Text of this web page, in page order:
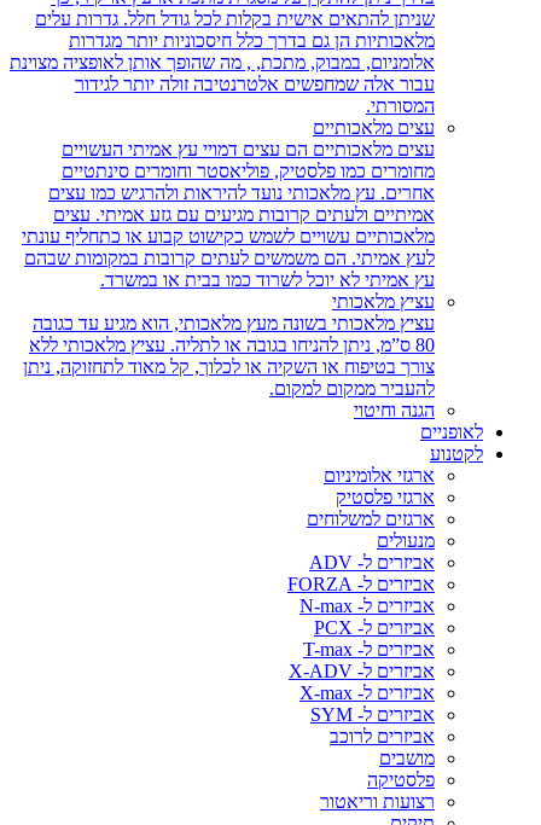
שניתן להתאים אישית בקלות לכל גודל חלל. גדרות עלים
מלאכותיות הן גם בדרך כלל חיסכוניות יותר מגדרות
אלומניום, במבוק, מתכת, , מה שהופך אותן לאופציה מצוינת
עבור אלה שמחפשים אלטרנטיבה זולה יותר לגידור
המסורתי.
עצים מלאכותיים
עצים מלאכותיים הם עצים דמויי עץ אמיתי העשויים
מחומרים כמו פלסטיק, פוליאסטר וחומרים סינתטיים
אחרים. עץ מלאכותי נועד להיראות ולהרגיש כמו עצים
אמיתיים ולעתים קרובות מגיעים עם גזע אמיתי. עצים
מלאכותיים עשויים לשמש כקישוט קבוע או כתחליף עונתי
לעץ אמיתי. הם משמשים לעתים קרובות במקומות שבהם
עץ אמיתי לא יוכל לשרוד כמו בבית או במשרד.
עציץ מלאכותי
עציץ מלאכותי בשונה מעץ מלאכותי, הוא מגיע עד כגובה
80 ס”מ, ניתן להניחו בגובה או לתליה. עציץ מלאכותי ללא
צורך בטיפוח או השקיה או לכלוך, קל מאוד לתחזוקה, ניתן
להעביר ממקום למקום.
הגנה וחיטוי
לאופניים
לקטנוע
ארגזי אלומיניום
ארגזי פלסטיק
ארגזים למשלוחים
מנעולים
אביזרים ל- ADV
אביזרים ל- FORZA
אביזרים ל- N-max
אביזרים ל- PCX
אביזרים ל- T-max
אביזרים ל- X-ADV
אביזרים ל- X-max
אביזרים ל- SYM
אביזרים לרוכב
מושבים
פלסטיקה
רצועות וריאטור